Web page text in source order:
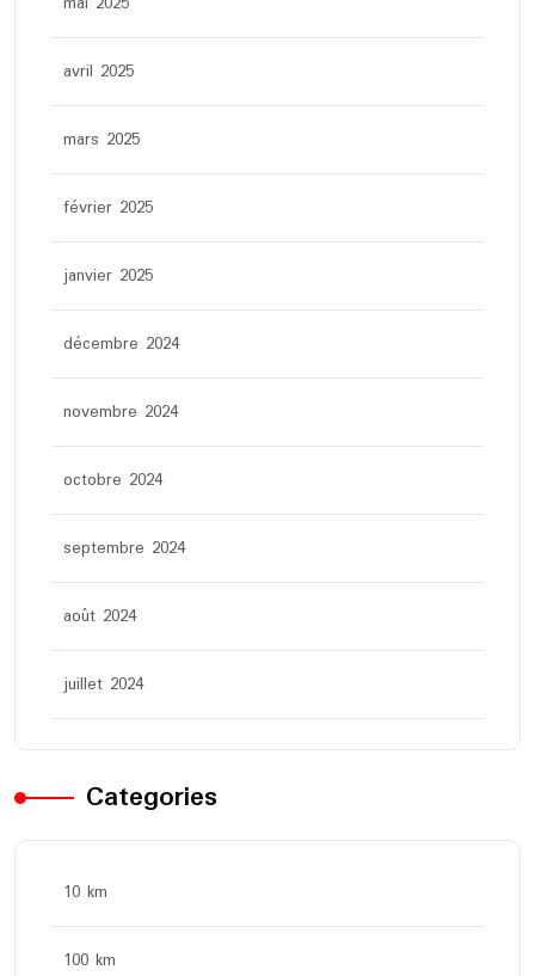
avril 2025
mars 2025
février 2025
janvier 2025
décembre 2024
novembre 2024
octobre 2024
septembre 2024
août 2024
juillet 2024
Categories
10 km
100 km